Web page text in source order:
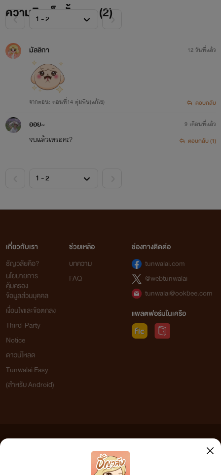
ความคิดเห็นทั้งหมด (2)
มัลลิกา
จากตอน: ตอนที่14 ตุ่มพิษ(แก้ไข)
12 วันที่แล้ว
ตอบกลับ
ออย~
จบแล้วเหรอคะ?
9 เดือนที่แล้ว
ตอบกลับ (1)
เกี่ยวกับเรา
ธัญวลัยคือ?
นโยบายการ
คุ้มครอง
ข้อมูลส่วนบุคคล
เงื่อนไขและข้อตกลง
Third-Party
Notice
ดาวน์โหลด
Tunwalai Easy
(สำหรับ Android)
ช่วยเหลือ
บทความ
FAQ
ช่องทางติดต่อ
tunwalai.com
@webtunwalai
tunwalai@ookbee.com
แพลตฟอร์มในเครือ
เว็บไซต์แห่งนี้ไม่ได้เห็นด้วยและไม่ขอรับผิดชอบต่อข้อความใดๆ ทั้งสิ้น ดังนั้นผู้อ่านทุกท่านโปรดใช้
วิจารณญาณในการกลั่นกรองด้วยตนเอง และหากท่านพบข้อความใดๆ ที่ขัดต่อกฎหมายและศีลธรรม